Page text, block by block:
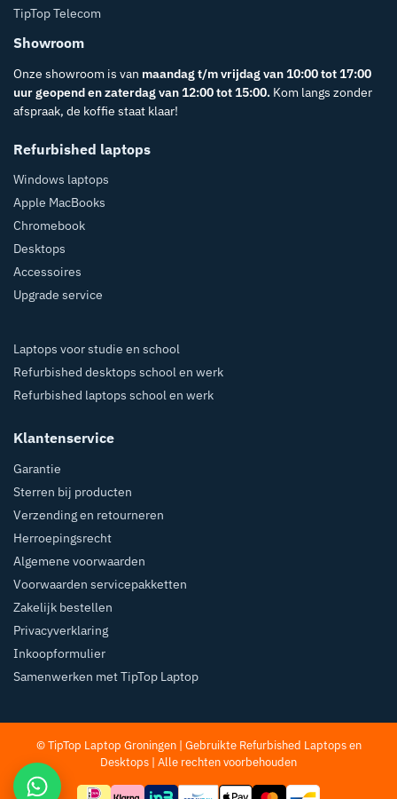
TipTop Telecom
Showroom
Onze showroom is van maandag t/m vrijdag van 10:00 tot 17:00
uur geopend en zaterdag van 12:00 tot 15:00. Kom langs zonder
afspraak, de koffie staat klaar!
Refurbished laptops
Windows laptops
Apple MacBooks
Chromebook
Desktops
Accessoires
Upgrade service
Laptops voor studie en school
Refurbished desktops school en werk
Refurbished laptops school en werk
Klantenservice
Garantie
Sterren bij producten
Verzending en retourneren
Herroepingsrecht
Algemene voorwaarden
Voorwaarden servicepakketten
Zakelijk bestellen
Privacyverklaring
Inkoopformulier
Samenwerken met TipTop Laptop
© TipTop Laptop Groningen | Gebruikte Refurbished Laptopsen
Desktops | Alle rechten voorbehouden